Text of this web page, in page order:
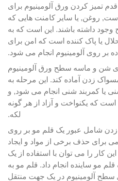
تمیز کردن ورق آلومینیوم برای
روغن, یا سایر کامنت هایی که
داشته باشند. این است که به
یا پاک کننده است که امن برای
بر روی آلومینیوم انجام می شود.
شن و ماسه سطح ورق آلومینیوم
زدن آماده کند. این مرحله به
یا کمربند شنی انجام می شود, و
که یکنواخت و آزاد از هر گونه
لکه.
شامل عبور یک قلم مو بر روی
برای حذف برخی از مواد و ایجاد
کار را می توان با استفاده از یک
مو ساینده انجام داد. قلم مو به
آلومینیوم در یک جهت منتقل